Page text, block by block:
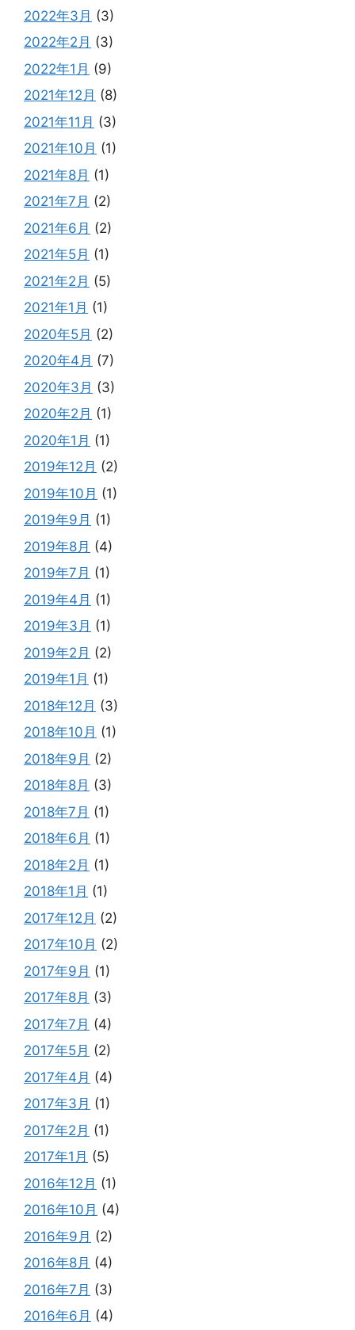
2022年3月 (3)
2022年2月 (3)
2022年1月 (9)
2021年12月 (8)
2021年11月 (3)
2021年10月 (1)
2021年8月 (1)
2021年7月 (2)
2021年6月 (2)
2021年5月 (1)
2021年2月 (5)
2021年1月 (1)
2020年5月 (2)
2020年4月 (7)
2020年3月 (3)
2020年2月 (1)
2020年1月 (1)
2019年12月 (2)
2019年10月 (1)
2019年9月 (1)
2019年8月 (4)
2019年7月 (1)
2019年4月 (1)
2019年3月 (1)
2019年2月 (2)
2019年1月 (1)
2018年12月 (3)
2018年10月 (1)
2018年9月 (2)
2018年8月 (3)
2018年7月 (1)
2018年6月 (1)
2018年2月 (1)
2018年1月 (1)
2017年12月 (2)
2017年10月 (2)
2017年9月 (1)
2017年8月 (3)
2017年7月 (4)
2017年5月 (2)
2017年4月 (4)
2017年3月 (1)
2017年2月 (1)
2017年1月 (5)
2016年12月 (1)
2016年10月 (4)
2016年9月 (2)
2016年8月 (4)
2016年7月 (3)
2016年6月 (4)